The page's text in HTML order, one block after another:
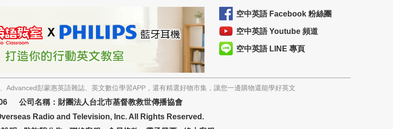
空中英語 Facebook 粉絲團
空中英語 Youtube 頻道
空中英語 LINE 專頁
Advanced彭蒙惠英語雜誌、英文數位學習APP，還有精選好物市集，讓您一邊購物還能學好英文
公司名稱：財團法人台北市基督教救世傳播協會
Radio and Television, Inc. All Rights Reserved.